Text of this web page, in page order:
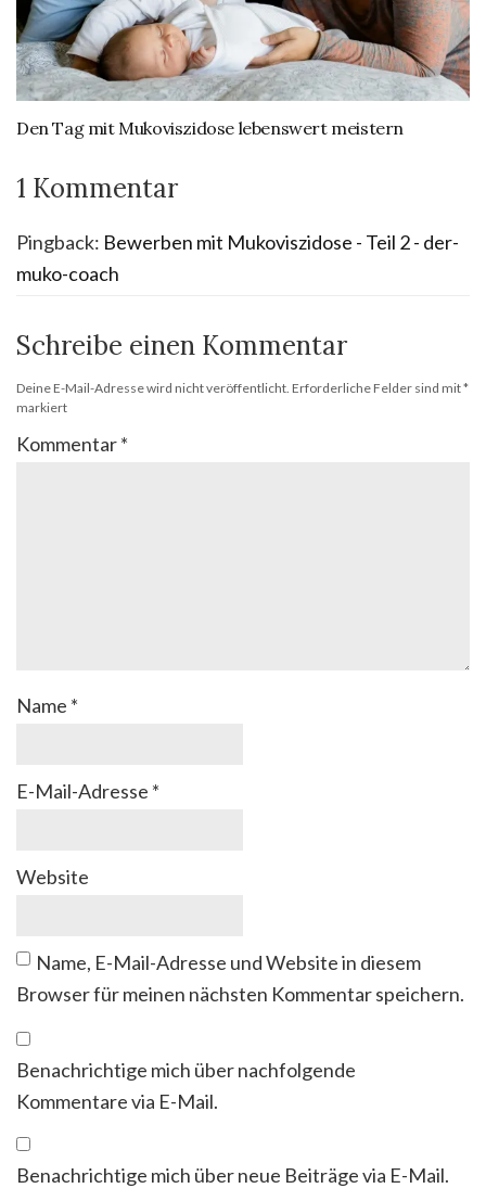
Den Tag mit Mukoviszidose lebenswert meistern
1 Kommentar
Pingback: Bewerben mit Mukoviszidose - Teil 2 - der-
muko-coach
Schreibe einen Kommentar
Deine E-Mail-Adresse wird nicht veröffentlicht. Erforderliche Felder sind mit*
markiert
Kommentar*
Name *
E-Mail-Adresse *
Website
Name, E-Mail-Adresse und Website in diesem
Browser für meinen nächsten Kommentar speichern.
Benachrichtige mich über nachfolgende
Kommentare via E-Mail.
Benachrichtige mich über neue Beiträge via E-Mail.